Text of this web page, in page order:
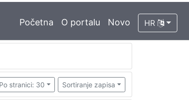
Početna O portalu Novo HR
Po stranici: 30 Sortiranje zapisa